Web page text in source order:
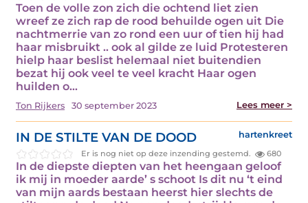
Toen de volle zon zich die ochtend liet zien
wreef ze zich rap de rood behuilde ogen uit Die
nachtmerrie van zo rond een uur of tien hij had
haar misbruikt .. ook al gilde ze luid Protesteren
hielp haar beslist helemaal niet buitendien
bezat hij ook veel te veel kracht Haar ogen
huilden o...
Ton Rijkers 30 september 2023 Lees meer >
IN DE STILTE VAN DE DOOD hartenkreet
Er is nog niet op deze inzending gestemd. 680
In de diepste diepten van het heengaan geloof
ik mij in moeder aarde’ s schoot Is dit nu ‘t eind
van mijn aards bestaan heerst hier slechts de